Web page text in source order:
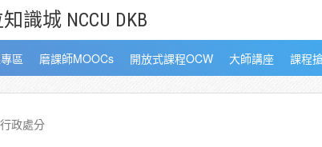
識城 NCCU DKB
區 磨課師MOOCs 開放式課程OCW 大師講座 課程
行政處分